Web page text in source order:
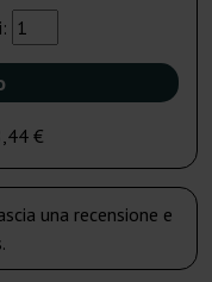
€
una recensione e